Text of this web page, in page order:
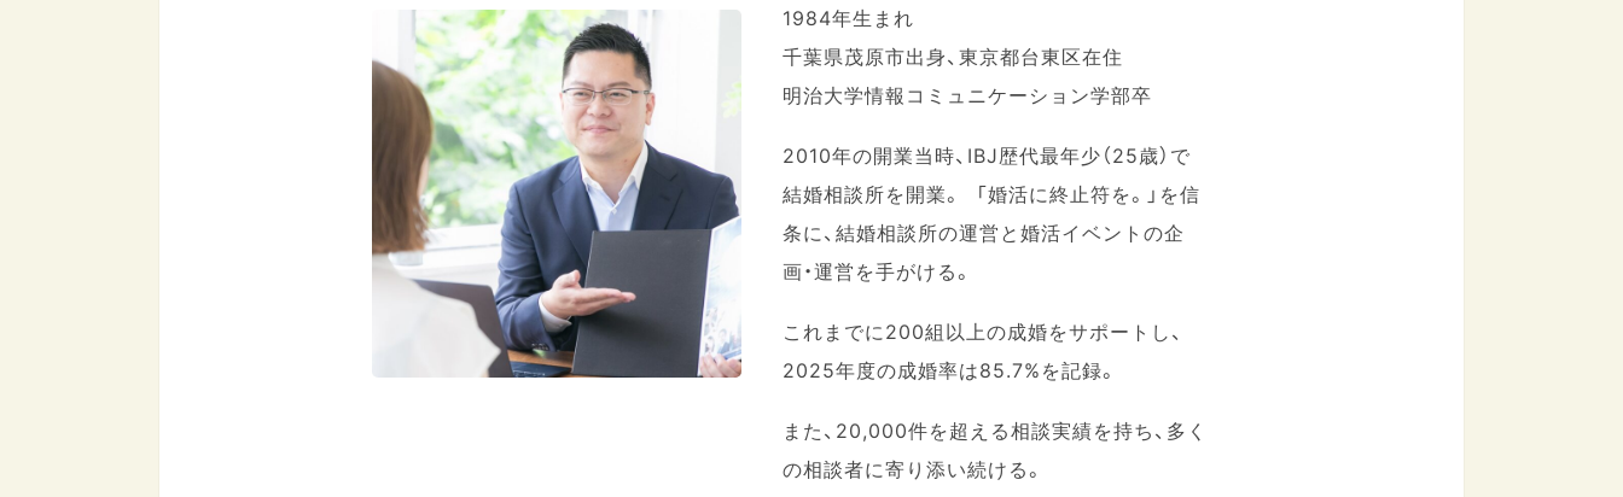
1984年生まれ
千葉県茂原市出身、東京都台東区在住
明治大学情報コミュニケーション学部卒
2010年の開業当時、IBJ歴代最年少（25歳）で
結婚相談所を開業。 「婚活に終止符を。」を信
条に、結婚相談所の運営と婚活イベントの企
画・運営を手がける。
これまでに200組以上の成婚をサポートし、
2025年度の成婚率は85.7%を記録。
また、20,000件を超える相談実績を持ち、多く
の相談者に寄り添い続ける。